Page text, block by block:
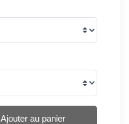
Ajouter au panier